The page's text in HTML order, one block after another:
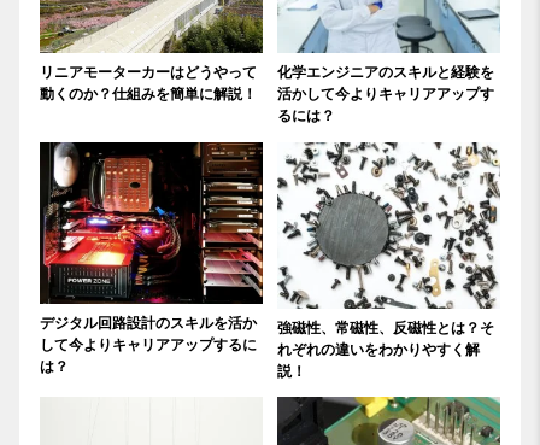
リニアモーターカーはどうやって
動くのか？仕組みを簡単に解説！
化学エンジニアのスキルと経験を
活かして今よりキャリアアップす
るには？
デジタル回路設計のスキルを活か
して今よりキャリアアップするに
は？
強磁性、常磁性、反磁性とは？そ
れぞれの違いをわかりやすく解
説！